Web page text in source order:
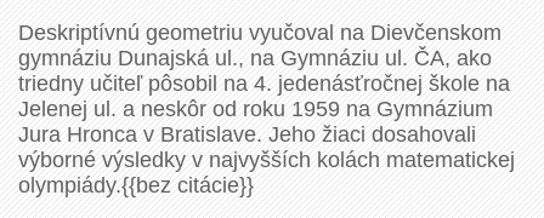
Deskriptívnú geometriu vyučoval na Dievčenskom
gymnáziu Dunajská ul., na Gymnáziu ul. ČA, ako
triedny učiteľ pôsobil na 4. jedenásťročnej škole na
Jelenej ul. a neskôr od roku 1959 na Gymnázium
Jura Hronca v Bratislave. Jeho žiaci dosahovali
výborné výsledky v najvyšších kolách matematickej
olympiády.{{bez citácie}}